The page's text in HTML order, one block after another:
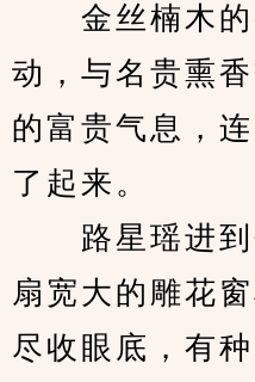
金丝楠木的
动，与名贵熏
的富贵气息，
了起来。
路星瑶进到
扇宽大的雕花
尽收眼底，有